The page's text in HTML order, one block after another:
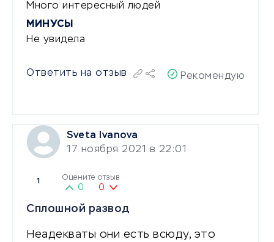
Много интересный людей
МИНУСЫ
Не увидела
Ответить на отзыв Рекомендую
Sveta Ivanova
17 ноября 2021 в 22:01
1 Оцените отзыв
0 0
Сплошной развод
Неадекваты они есть всюду, это